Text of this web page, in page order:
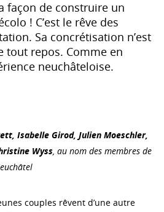
façon de construire un
! C’est le rêve des
Sa concrétisation n’est
tout repos. Comme en
neuchâteloise.
Isabelle Girod, Julien Moeschler,
Wyss, au nom des membres de
couples rêvent d’une autre